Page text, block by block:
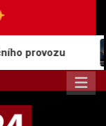
Rostoucí